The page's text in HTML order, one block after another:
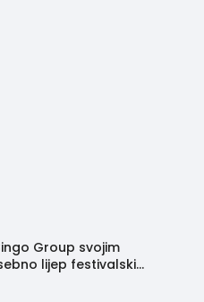
Group svojim
lijep festivalski